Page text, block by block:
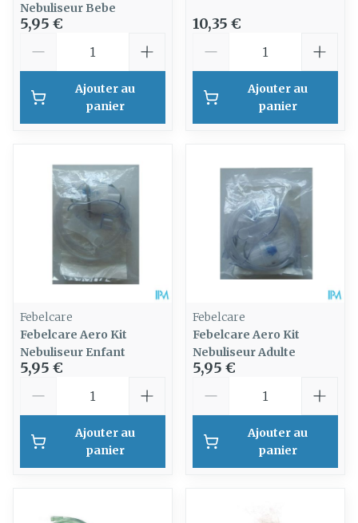
Nebuliseur Bebe
5,95 €
Ajouter au
panier
10,35 €
Ajouter au
panier
Febelcare
Febelcare Aero Kit
Nebuliseur Enfant
5,95 €
Ajouter au
panier
Febelcare
Febelcare Aero Kit
Nebuliseur Adulte
5,95 €
Ajouter au
panier